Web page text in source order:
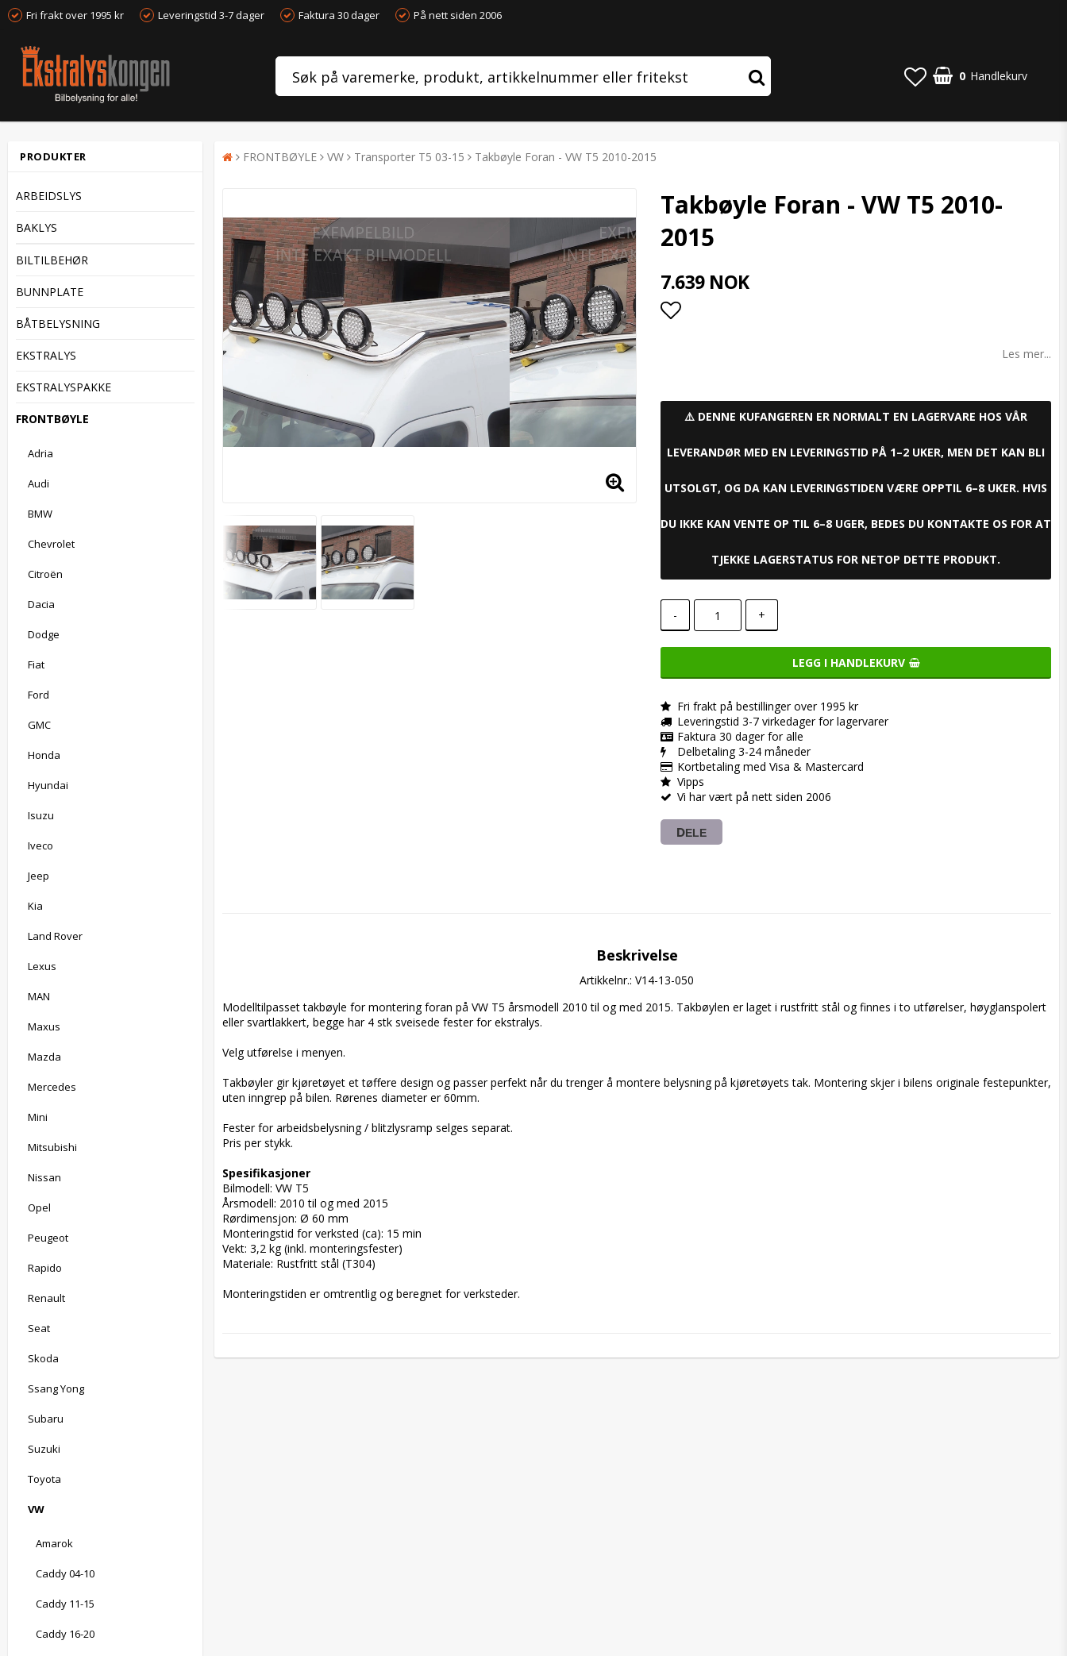
Fri frakt over 1995 kr Leveringstid 3-7 dager Faktura 30 dager På nett siden 2006
0 Handlekurv
PRODUKTER
ARBEIDSLYS
BAKLYS
BILTILBEHØR
BUNNPLATE
BÅTBELYSNING
EKSTRALYS
EKSTRALYSPAKKE
FRONTBØYLE
Adria
Audi
BMW
Chevrolet
Citroën
Dacia
Dodge
Fiat
Ford
GMC
Honda
Hyundai
Isuzu
Iveco
Jeep
Kia
Land Rover
Lexus
MAN
Maxus
Mazda
Mercedes
Mini
Mitsubishi
Nissan
Opel
Peugeot
Rapido
Renault
Seat
Skoda
Ssang Yong
Subaru
Suzuki
Toyota
VW
Amarok
Caddy 04-10
Caddy 11-15
Caddy 16-20
FRONTBØYLE VW Transporter T5 03-15 Takbøyle Foran - VW T5 2010-2015
Takbøyle Foran - VW T5 2010-
2015
7.639 NOK
Les mer...
⚠️ DENNE KUFANGEREN ER NORMALT EN LAGERVARE HOS VÅR
LEVERANDØR MED EN LEVERINGSTID PÅ 1–2 UKER, MEN DET KAN BLI
UTSOLGT, OG DA KAN LEVERINGSTIDEN VÆRE OPPTIL 6–8 UKER. HVIS
DU IKKE KAN VENTE OP TIL 6–8 UGER, BEDES DU KONTAKTE OS FOR AT
TJEKKE LAGERSTATUS FOR NETOP DETTE PRODUKT.
- +
LEGG I HANDLEKURV
Fri frakt på bestillinger over 1995 kr
Leveringstid 3-7 virkedager for lagervarer
Faktura 30 dager for alle
Delbetaling 3-24 måneder
Kortbetaling med Visa & Mastercard
Vipps
Vi har vært på nett siden 2006
DELE
Beskrivelse
Artikkelnr.: V14-13-050
Modelltilpasset takbøyle for montering foran på VW T5 årsmodell 2010 til og med 2015. Takbøylen er laget i rustfritt stål og finnes i to utførelser, høyglanspolert
eller svartlakkert, begge har 4 stk sveisede fester for ekstralys.
Velg utførelse i menyen.
Takbøyler gir kjøretøyet et tøffere design og passer perfekt når du trenger å montere belysning på kjøretøyets tak. Montering skjer i bilens originale festepunkter,
uten inngrep på bilen. Rørenes diameter er 60mm.
Fester for arbeidsbelysning / blitzlysramp selges separat.
Pris per stykk.
Spesifikasjoner
Bilmodell: VW T5
Årsmodell: 2010 til og med 2015
Rørdimensjon: Ø 60 mm
Monteringstid for verksted (ca): 15 min
Vekt: 3,2 kg (inkl. monteringsfester)
Materiale: Rustfritt stål (T304)
Monteringstiden er omtrentlig og beregnet for verksteder.